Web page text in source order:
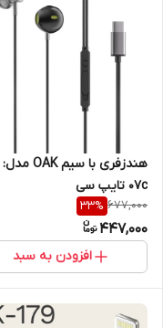
07c تایپ سی
677,000
33%
447,000
افزودن به سبد